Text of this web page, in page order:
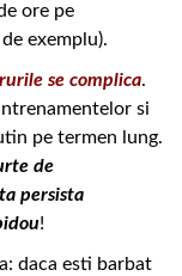
ore pe
exemplu).
se complica.
si
pe termen lung.
de
persista
!
daca esti barbat